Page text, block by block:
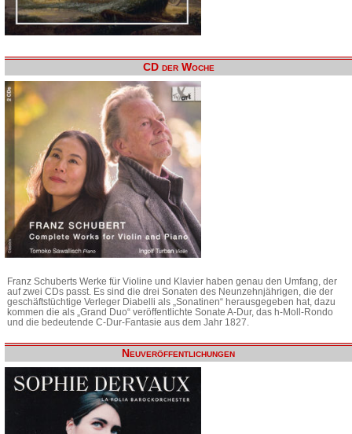
CD der Woche
Franz Schuberts Werke für Violine und Klavier haben genau den Umfang, der
auf zwei CDs passt. Es sind die drei Sonaten des Neunzehnjährigen, die der
geschäftstüchtige Verleger Diabelli als „Sonatinen“ herausgegeben hat, dazu
kommen die als „Grand Duo“ veröffentlichte Sonate A-Dur, das h-Moll-Rondo
und die bedeutende C-Dur-Fantasie aus dem Jahr 1827.
Neuveröffentlichungen